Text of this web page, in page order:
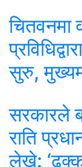
चितवनमा
सुरु,
सरकारले
राति
लेखे: